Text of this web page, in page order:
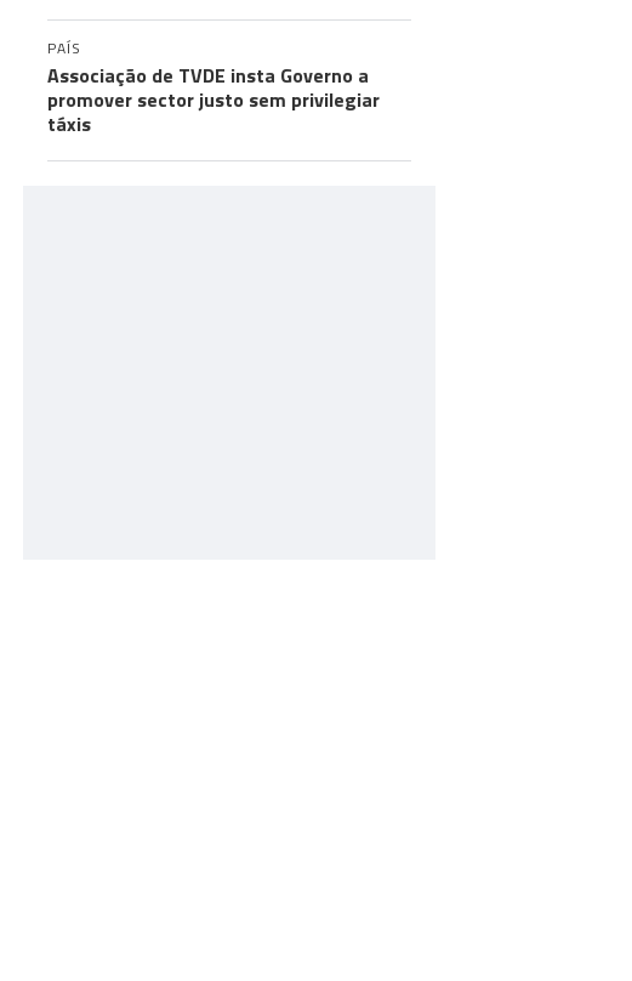
PAÍS
Associação de TVDE insta Governo a
promover sector justo sem privilegiar
táxis